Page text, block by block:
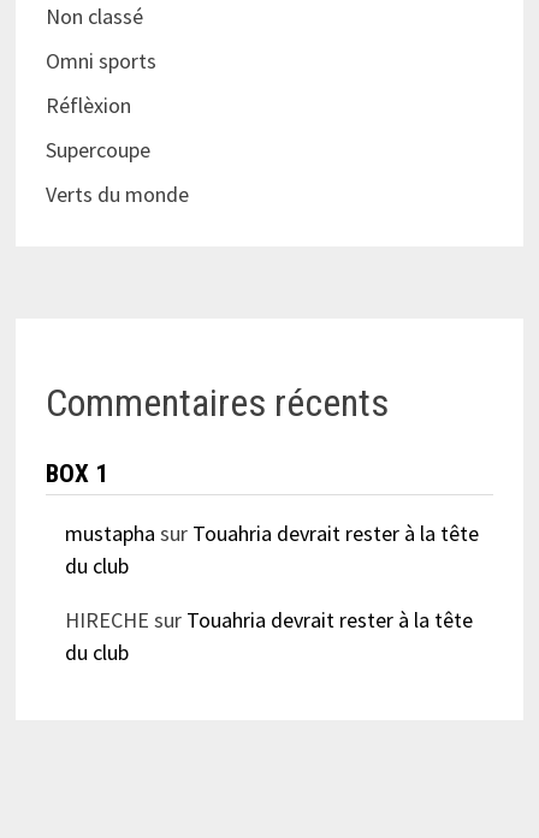
Non classé
Omni sports
Réflèxion
Supercoupe
Verts du monde
Commentaires récents
BOX 1
mustapha sur Touahria devrait rester à la tête
du club
HIRECHE sur Touahria devrait rester à la tête
du club